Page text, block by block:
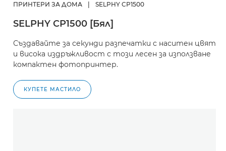
ПРИНТЕРИ ЗА ДОМА SELPHY CP1500
SELPHY CP1500 [Бял]
Създавайте за секунди разпечатки с наситен цвят
и висока издръжливост с този лесен за използване
компактен фотопринтер.
КУПЕТЕ МАСТИЛО